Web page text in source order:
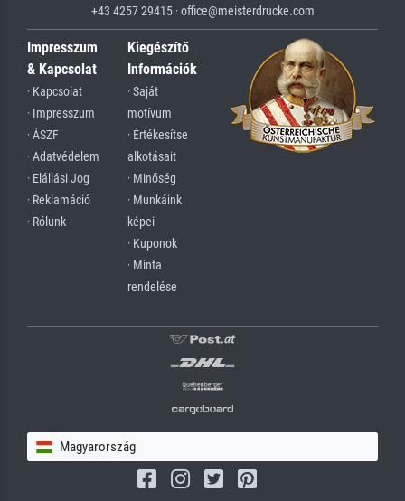
+43 4257 29415 · office@meisterdrucke.com
Impresszum
& Kapcsolat
· Kapcsolat
· Impresszum
· ÁSZF
· Adatvédelem
· Elállási Jog
· Reklamáció
· Rólunk
Kiegészítő
Információk
· Saját
motívum
· Értékesítse
alkotásait
· Minőség
· Munkáink
képei
· Kuponok
· Minta
rendelése
Magyarország